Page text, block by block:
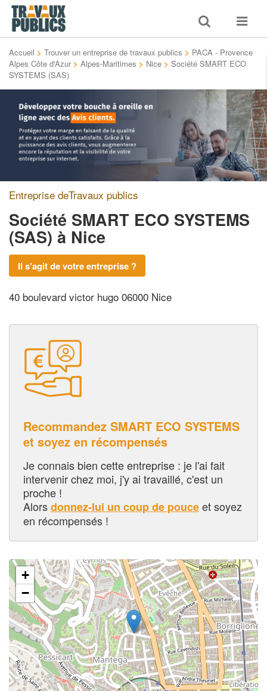
Toggle
search
Toggle
Accueil > Trouver un entreprise de travaux publics > PACA - Provence
Alpes Côte d'Azur > Alpes-Maritimes > Nice > Société SMART ECO
SYSTEMS (SAS)
Entreprise deTravaux publics
Société SMART ECO SYSTEMS
(SAS) à Nice
Il s'agit de votre entreprise ?
40 boulevard victor hugo 06000 Nice
Recommandez SMART ECO SYSTEMS
et soyez en récompensés
Je connais bien cette entreprise : je l'ai fait
intervenir chez moi, j'y ai travaillé, c'est un
proche !
Alorsdonnez-lui un coup de pouceet soyez
en récompensés !
+
−
✕